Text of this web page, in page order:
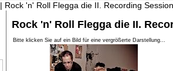
| Rock 'n' Roll Flegga die II. Recording Session
Rock 'n' Roll Flegga die II.
Bitte klicken Sie auf ein Bild für eine vergrößerte Darstellung...